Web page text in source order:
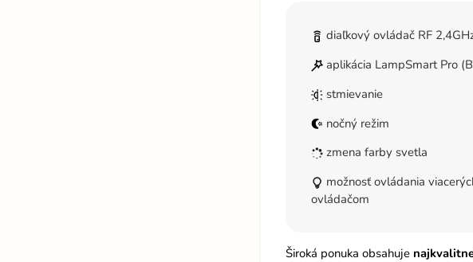
diaľkový ovládač RF
aplikácia LampSmart Pro
stmievanie
nočný režim
zmena farby svetla
možnosť ovládania
ovládačom
Široká ponuka obsahuje